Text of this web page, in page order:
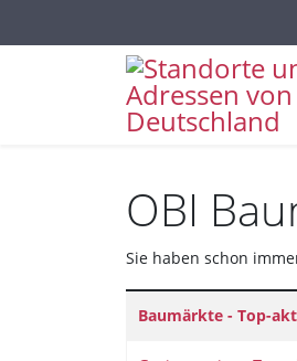
OBI
Sie haben schon
Titel
Baumärkte - Top-